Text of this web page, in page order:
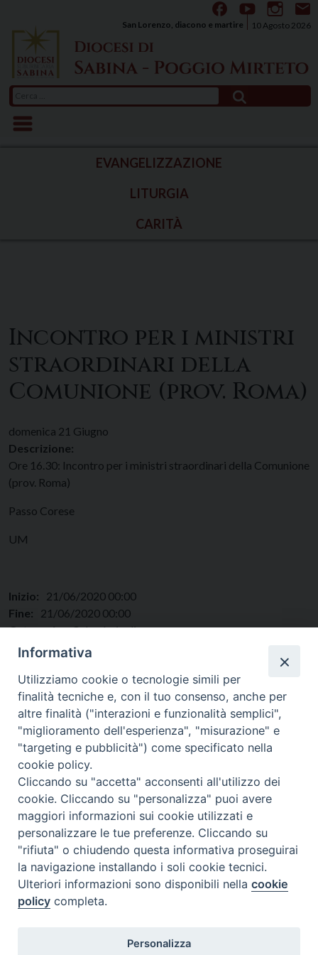
content
10 Agosto 2026
San Lorenzo, diacono e martire
per:
EVANGELIZZAZIONE
LITURGIA
CARITÀ
Incontro per i ministri
straordinari della
Comunione (prov. Roma)
domenica 21 Giugno
Descrizione:
Ore 16.30: Incontro per i ministri straordinari della Comunione
(prov. Roma)
Passo Corese
UM
Inizio:
21/06/2020 00:00
Fine:
21/06/2020 00:00
Categorie: Calendario diocesano
Regione: Lazio
Piazza Mario Dottori, 14
02047 Poggio Mirteto (Rieti)
diocesi@diocesisabina.it
Informativa
Utilizziamo cookie o tecnologie simili per
finalità tecniche e, con il tuo consenso, anche per
altre finalità ("interazioni e funzionalità semplici",
"miglioramento dell'esperienza", "misurazione" e
"targeting e pubblicità") come specificato nella
cookie policy.
Cliccando su "accetta" acconsenti all'utilizzo dei
cookie. Cliccando su "personalizza" puoi avere
maggiori informazioni sui cookie utilizzati e
personalizzare le tue preferenze. Cliccando su
"rifiuta" o chiudendo questa informativa proseguirai
la navigazione installando i soli cookie tecnici.
Ulteriori informazioni sono disponibili nellacookie
policy completa.
Personalizza